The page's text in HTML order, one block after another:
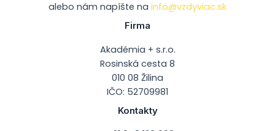
alebo nám napíšte na info@vzdyviac.sk
Firma
Akadémia + s.r.o.
Rosinská cesta 8
010 08 Žilina
IČO: 52709981
Kontakty